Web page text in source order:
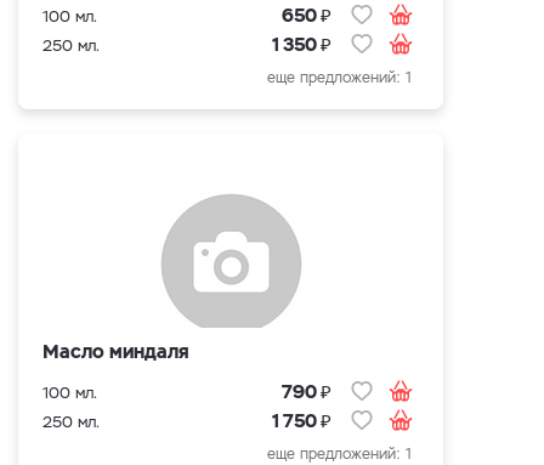
100 мл. 650₽
250 мл. 1 350₽
еще предложений: 1
Масло миндаля
100 мл. 790₽
250 мл. 1 750₽
еще предложений: 1